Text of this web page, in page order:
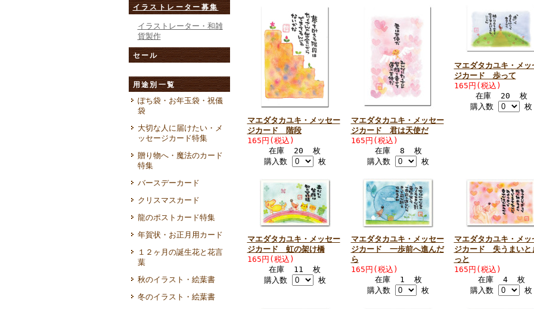
イラストレーター募集
イラストレーター・和雑
貨製作
セール
用途別一覧
ぽち袋・お年玉袋・祝儀
袋
大切な人に届けたい・メ
ッセージカード特集
贈り物へ・魔法のカード
特集
バースデーカード
クリスマスカード
龍のポストカード特集
年賀状・お正月用カード
１２ヶ月の誕生花と花言
葉
秋のイラスト・絵葉書
冬のイラスト・絵葉書
マエダタカユキ・メッセー
ジカード 階段
165円(税込)
在庫 20 枚
購入数
枚
マエダタカユキ・メッセー
ジカード 君は天使だ
165円(税込)
在庫 8 枚
購入数
枚
マエダタカユキ・メッ
ジカード 歩って
165円(税込)
在庫 20 枚
購入数
枚
マエダタカユキ・メッセー
ジカード 虹の架け橋
165円(税込)
在庫 11 枚
購入数
枚
マエダタカユキ・メッセー
ジカード 一歩前へ進んだ
ら
165円(税込)
在庫 1 枚
購入数
枚
マエダタカユキ・メッ
ジカード 失うまいと
っと
165円(税込)
在庫 4 枚
購入数
枚